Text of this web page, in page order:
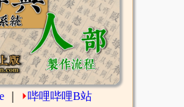
⏵哔哩哔哩B站